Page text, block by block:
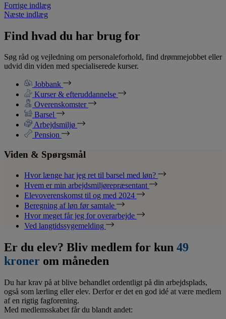
Forrige indlæg
Næste indlæg
Find hvad du har brug for
Søg råd og vejledning om personaleforhold, find drømmejobbet eller
udvid din viden med specialiserede kurser.
Jobbank
Kurser & efteruddannelse
Overenskomster
Barsel
Arbejdsmiljø
Pension
Viden & Spørgsmål
Hvor længe har jeg ret til barsel med løn?
Hvem er min arbejdsmiljørepræsentant
Elevoverenskomst til og med 2024
Beregning af løn før samtale
Hvor meget får jeg for overarbejde
Ved langtidssygemelding
Er du elev? Bliv medlem for kun 49
kroner om måneden
Du har krav på at blive behandlet ordentligt på din arbejdsplads,
også som lærling eller elev. Derfor er det en god idé at være medlem
af en rigtig fagforening.
Med medlemsskabet får du blandt andet: